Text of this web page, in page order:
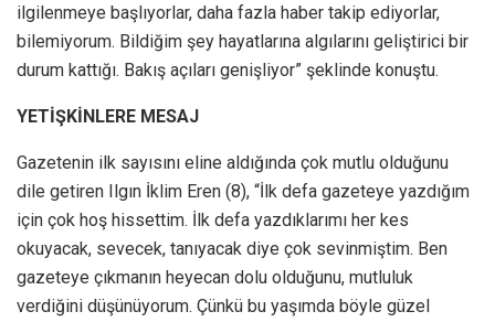
ilgilenmeye başlıyorlar, daha fazla haber takip ediyorlar,
bilemiyorum. Bildiğim şey hayatlarına algılarını geliştirici bir
durum kattığı. Bakış açıları genişliyor” şeklinde konuştu.
YETİŞKİNLERE MESAJ
Gazetenin ilk sayısını eline aldığında çok mutlu olduğunu
dile getiren Ilgın İklim Eren (8), “İlk defa gazeteye yazdığım
için çok hoş hissettim. İlk defa yazdıklarımı her kes
okuyacak, sevecek, tanıyacak diye çok sevinmiştim. Ben
gazeteye çıkmanın heyecan dolu olduğunu, mutluluk
verdiğini düşünüyorum. Çünkü bu yaşımda böyle güzel